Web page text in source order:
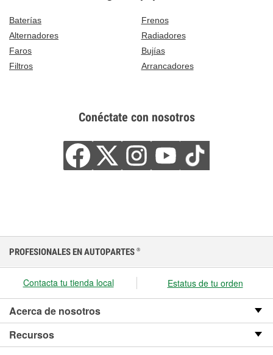
Baterías
Frenos
Alternadores
Radiadores
Faros
Bujías
Filtros
Arrancadores
Conéctate con nosotros
PROFESIONALES EN AUTOPARTES ®
Contacta tu tienda local Estatus de tu orden
Acerca de nosotros
Recursos